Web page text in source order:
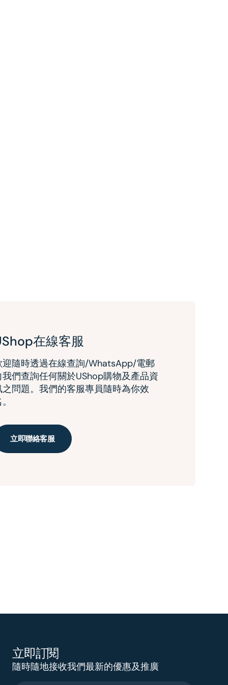
在線客服
迎隨時透過在線查詢/WhatsApp/電郵
我們查詢任何關於UShop購物及產品資
之問題。我們的客服專員隨時為你效
立即聯絡客服
立即訂閱
隨時隨地接收我們最新的優惠及推廣